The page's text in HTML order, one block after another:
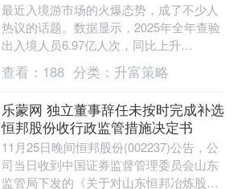
最近入境游市场的火爆态势，成了不少人
热议的话题。数据显示，2025年全年查验
出入境人员6.97亿人次，同比上升
14.2%，其中外国人8203.5万人次，同比
大幅....
查看： 188 分类： 升富策略
乐蒙网 独立董事辞任未按时完成补选
恒邦股份收行政监管措施决定书
11月25日晚间恒邦股份(002237)公告，公
司当日收到中国证券监督管理委员会山东
监管局下发的《关于对山东恒邦冶炼股份